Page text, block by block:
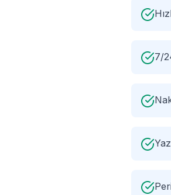
7/